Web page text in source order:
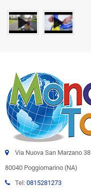
Via Nuova San Marzano 38
80040 Poggiomarino (NA)
Tel: 0815281273